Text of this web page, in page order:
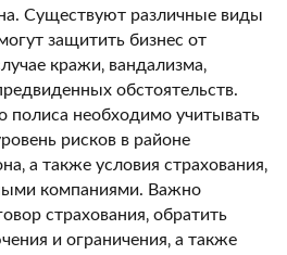
Существуют различные виды
защитить бизнес от
кражи‚ вандализма‚
обстоятельств.
полиса необходимо учитывать
рисков в районе
а также условия страхования‚
компаниями. Важно
страхования‚ обратить
и ограничения‚ а также